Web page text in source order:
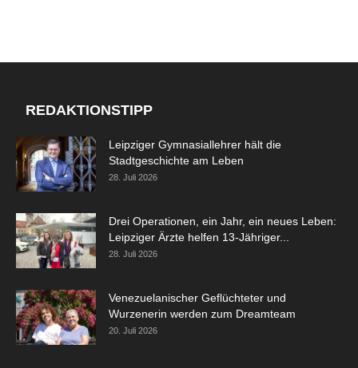
REDAKTIONSTIPP
Leipziger Gymnasiallehrer hält die
Stadtgeschichte am Leben
28. Juli 2026
Drei Operationen, ein Jahr, ein neues Leben:
Leipziger Ärzte helfen 13-Jähriger...
28. Juli 2026
Venezuelanischer Geflüchteter und
Wurzenerin werden zum Dreamteam
20. Juli 2026